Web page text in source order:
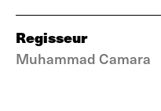
Regisseur
Muhammad Camara